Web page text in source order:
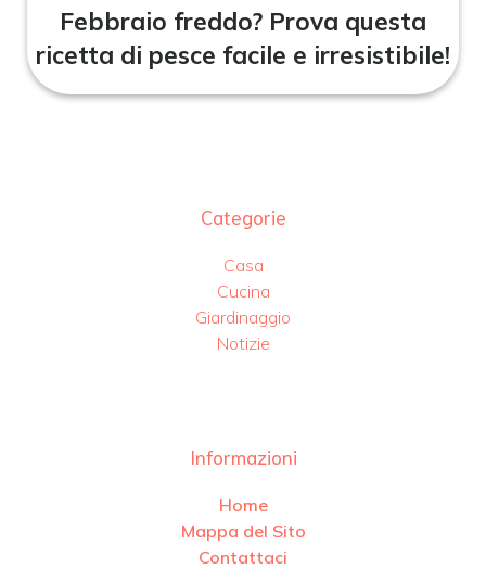
Febbraio freddo? Prova questa
ricetta di pesce facile e irresistibile!
Categorie
Casa
Cucina
Giardinaggio
Notizie
Informazioni
Home
Mappa del Sito
Contattaci